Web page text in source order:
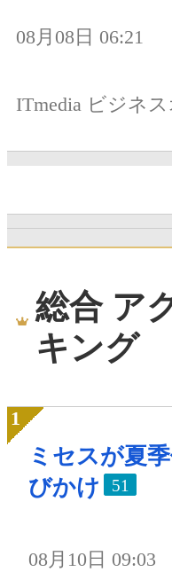
08月08日 06:21
ITmedia ビジネ
総合 ア
キング
ミセスが夏
びかけ
51
08月10日 09:03